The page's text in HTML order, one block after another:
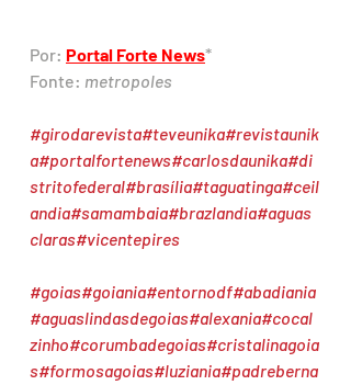
Por: Portal Forte News*
Fonte: metropoles
#girodarevista#teveunika#revistaunik
a#portalfortenews#carlosdaunika#di
stritofederal#brasília#taguatinga#ceil
andia#samambaia#brazlandia#aguas
claras#vicentepires
#goias#goiania#entornodf#abadiania
#aguaslindasdegoias#alexania#cocal
zinho#corumbadegoias#cristalinagoia
s#formosagoias#luziania#padreberna